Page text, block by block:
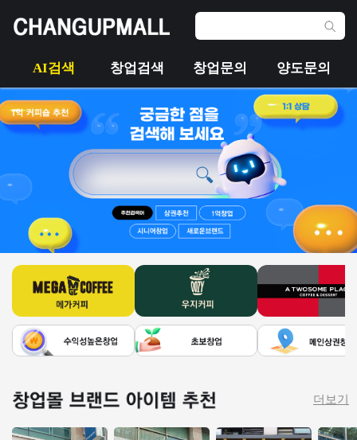
AI검색 창업검색 창업문의 양도문의
더보기